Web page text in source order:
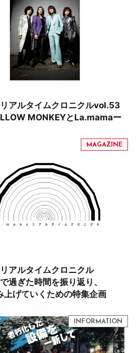
アルタイムクロニクルvol.53
MONKEYとLa.mamaー
アルタイムクロニクル
過ぎた時間を振り返り、
上げていくための特集企画